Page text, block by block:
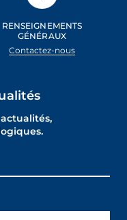
RENSEIGNEMENTS
GÉNÉRAUX
Contactez-nous